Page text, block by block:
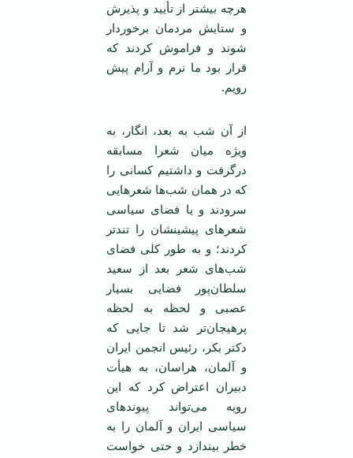
هرچه بیشتر از تأیید و پذیرش
و ستایش مردمان برخوردار
شوند و فراموش کردند که
قرار بود ما نرم و آرام پیش
رویم.
از آن شب به بعد، انگار، به
ویژه میان شعرا مسابقه
درگرفت و داشتیم کسانی را
که در‌‌ همان شب‌ها شعرهایی
سرودند و یا فضای سیاسی
شعرهای پیشینشان را تند‌تر
کردند؛ و به طور کلی فضای
شب‌های شعر بعد از سعید
سلطان‌پور فضایی بسیار
عصبی و لحظه به لحظه
پرهیجان‌تر شد تا جایی که
دکتر بکر، رئیس انجمن ایران
و آلمان، هراسان، به هیأت
دبیران اعتراض کرد که این
رویه می‌تواند پیوندهای
سیاسی ایران و آلمان را به
خطر بیندازد و حتی خواست